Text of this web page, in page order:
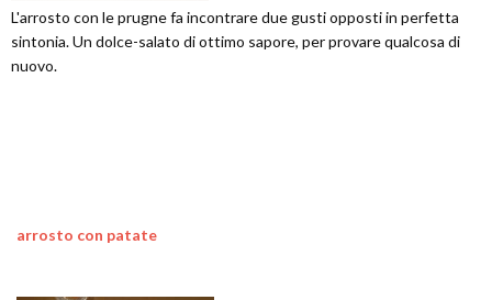
L'arrosto con le prugne fa incontrare due gusti opposti in perfetta
sintonia. Un dolce-salato di ottimo sapore, per provare qualcosa di
nuovo.
arrosto con patate